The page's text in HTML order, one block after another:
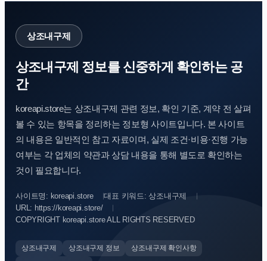
상조내구제
상조내구제 정보를 신중하게 확인하는 공
간
koreapi.store는 상조내구제 관련 정보, 확인 기준, 계약 전 살펴
볼 수 있는 항목을 정리하는 정보형 사이트입니다. 본 사이트
의 내용은 일반적인 참고 자료이며, 실제 조건·비용·진행 가능
여부는 각 업체의 약관과 상담 내용을 통해 별도로 확인하는
것이 필요합니다.
사이트명: koreapi.store
대표 키워드: 상조내구제
URL: https://koreapi.store/
COPYRIGHT koreapi.store ALL RIGHTS RESERVED
상조내구제 상조내구제 정보
상조내구제 확인사항